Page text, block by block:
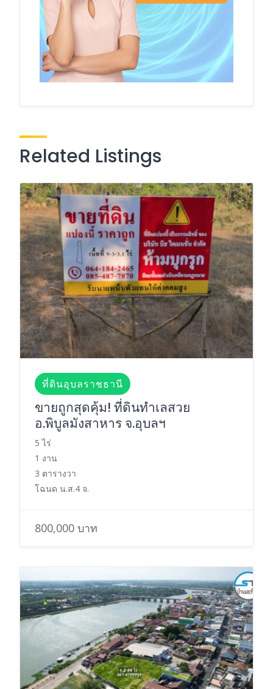
Related Listings
ที่ดินอุบลราชธานี
ขายถูกสุดคุ้ม! ที่ดินทำเลสวย
อ.พิบูลมังสาหาร จ.อุบลฯ
5 ไร่
1 งาน
3 ตารางวา
โฉนด น.ส.4 จ.
800,000 บาท